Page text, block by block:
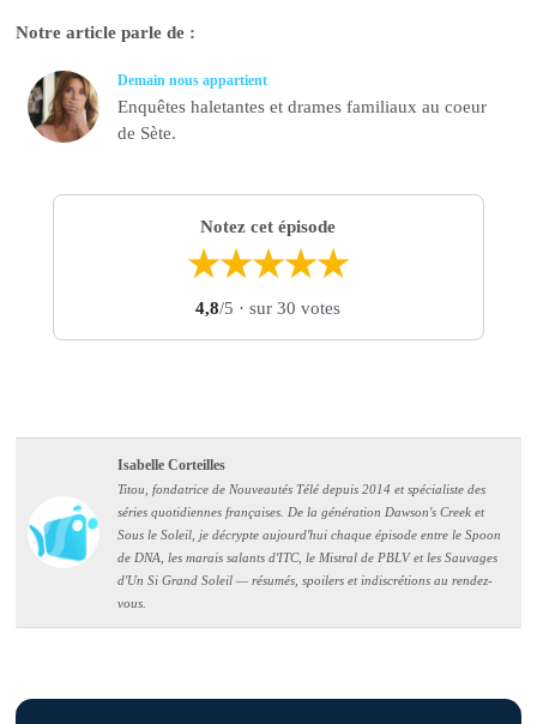
Notre article parle de :
Demain nous appartient
Enquêtes haletantes et drames familiaux au coeur
de Sète.
Notez cet épisode
★★★★★
4,8/5 · sur 30 votes
Isabelle Corteilles
Titou, fondatrice de Nouveautés Télé depuis 2014 et spécialiste des
séries quotidiennes françaises. De la génération Dawson's Creek et
Sous le Soleil, je décrypte aujourd'hui chaque épisode entre le Spoon
de DNA, les marais salants d'ITC, le Mistral de PBLV et les Sauvages
d'Un Si Grand Soleil — résumés, spoilers et indiscrétions au rendez-
vous.